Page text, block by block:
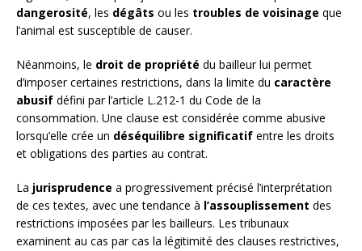
dangerosité, les dégâts ou les troubles de voisinage que
l’animal est susceptible de causer.
Néanmoins, le droit de propriété du bailleur lui permet
d’imposer certaines restrictions, dans la limite du caractère
abusif défini par l’article L.212-1 du Code de la
consommation. Une clause est considérée comme abusive
lorsqu’elle crée un déséquilibre significatif entre les droits
et obligations des parties au contrat.
La jurisprudence a progressivement précisé l’interprétation
de ces textes, avec une tendance à l’assouplissement des
restrictions imposées par les bailleurs. Les tribunaux
examinent au cas par cas la légitimité des clauses restrictives,